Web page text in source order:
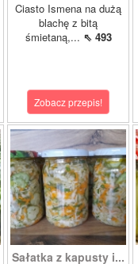
Ciasto Ismena na dużą
blachę z bitą
śmietaną,... ⇖ 493
Zobacz przepis!
Sałatka z kapusty i...